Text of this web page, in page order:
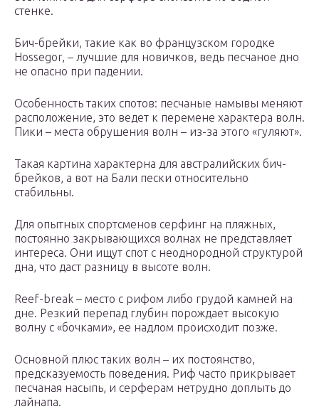
стенке.
Бич-брейки, такие как во французском городке
Hossegor, – лучшие для новичков, ведь песчаное дно
не опасно при падении.
Особенность таких спотов: песчаные намывы меняют
расположение, это ведет к перемене характера волн.
Пики – места обрушения волн – из-за этого «гуляют».
Такая картина характерна для австралийских бич-
брейков, а вот на Бали пески относительно
стабильны.
Для опытных спортсменов серфинг на пляжных,
постоянно закрывающихся волнах не представляет
интереса. Они ищут спот с неоднородной структурой
дна, что даст разницу в высоте волн.
Reef-break – место с рифом либо грудой камней на
дне. Резкий перепад глубин порождает высокую
волну с «бочками», ее надлом происходит позже.
Основной плюс таких волн – их постоянство,
предсказуемость поведения. Риф часто прикрывает
песчаная насыпь, и серферам нетрудно доплыть до
лайнапа.